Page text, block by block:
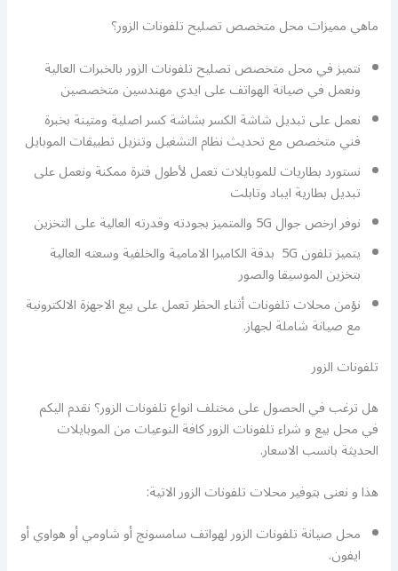
ماهي مميزات محل متخصص تصليح تلفونات الزور؟
نتميز في محل متخصص تصليح تلفونات الزور بالخبرات العالية
ونعمل في صيانة الهواتف على ايدي مهندسين متخصصين
نعمل على تبديل شاشة الكسر بشاشة كسر اصلية ومتينة بخبرة
فني متخصص مع تحديث نظام التشغيل وتنزيل تطبيقات الموبايل
نستورد بطاريات للموبايلات تعمل لأطول فترة ممكنة ونعمل على
تبديل بطارية ايباد وتابلت
نوفر ارخص جوال 5G والمتميز بجودته وقدرته العالية على التخزين
يتميز تلفون 5G بدقة الكاميرا الامامية والخلفية وسعته العالية
بتخزين الموسيقا والصور
نؤمن محلات تلفونات أثناء الحظر تعمل على بيع الاجهزة الالكترونية
مع صيانة شاملة لجهاز.
تلفونات الزور
هل ترغب في الحصول على مختلف انواع تلفونات الزور؟ نقدم اليكم
في محل بيع و شراء تلفونات الزور كافة النوعيات من الموبايلات
الحديثة بانسب الاسعار.
هذا و نعنى بتوفير محلات تلفونات الزور الاتية:
محل صيانة تلفونات الزور لهواتف سامسونج أو شاومي أو هواوي أو
ايفون.